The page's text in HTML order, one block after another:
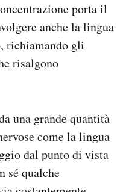
porta il
anche la lingua
richiamando gli
risalgono
una grande quantità
come la lingua
dal punto di vista
sé qualche